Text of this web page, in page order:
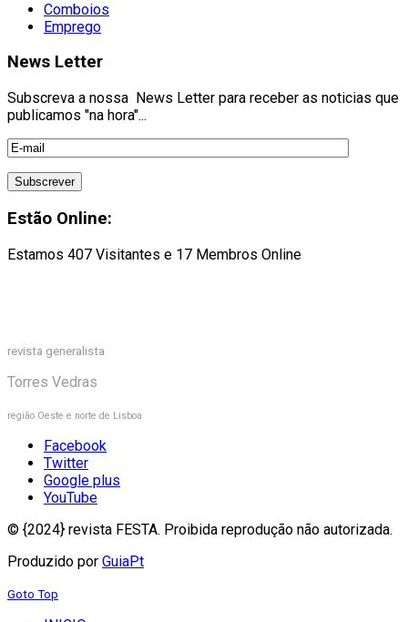
Comboios
Emprego
News Letter
Subscreva a nossa News Letter para receber as noticias que
publicamos "na hora"...
Estão Online:
Estamos 407 Visitantes e 17 Membros Online
revista generalista
Torres Vedras
região Oeste e norte de Lisboa
Facebook
Twitter
Google plus
YouTube
© {2024} revista FESTA. Proibida reprodução não autorizada.
Produzido por GuiaPt
Goto Top